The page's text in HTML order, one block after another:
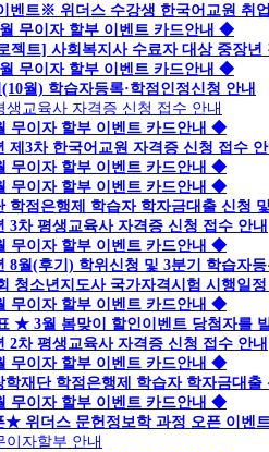
벤트※ 위더스 수강생 한국어교원 취
무이자 할부 이벤트 카드안내 ◆
젝트] 사회복지사 수료자 대상 중장
무이자 할부 이벤트 카드안내 ◆
월) 학습자등록·학점인정신청 안내
생교육사 자격증 신청 접수 안내
무이자 할부 이벤트 카드안내 ◆
제3차 한국어교원 자격증 신청 접수
무이자 할부 이벤트 카드안내 ◆
무이자 할부 이벤트 카드안내 ◆
학점은행제 학습자 학자금대출 신청
3차 평생교육사 자격증 신청 접수 안내
무이자 할부 이벤트 카드안내 ◆
8월(후기) 학위신청 및 3분기 학습자
청소년지도사 국가자격시험 시행일
무이자 할부 이벤트 카드안내 ◆
★ 3월 봄맞이 할인이벤트 당첨자를
2차 평생교육사 자격증 신청 접수 안내
무이자 할부 이벤트 카드안내 ◆
학재단 학점은행제 학습자 학자금대출
무이자 할부 이벤트 카드안내 ◆
위더스 문헌정보학 과정 오픈 이벤
이자할부 안내